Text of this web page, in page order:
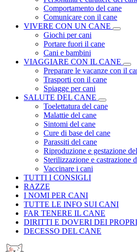
Comportamento del cane
Comunicare con il cane
VIVERE CON UN CANE
Giochi per cani
Portare fuori il cane
Cani e bambini
VIAGGIARE CON IL CANE
Preparare le vacanze con il
Trasporti con il cane
Spiagge per cani
SALUTE DEL CANE
Toelettatura del cane
Malattie del cane
Sintomi del cane
Cure di base del cane
Parassiti del cane
Riproduzione e gestazione
Sterilizzazione e castrazione
Vaccinare i cani
TUTTI I CONSIGLI
RAZZE
I NOMI PER CANI
TUTTE LE INFO SUI CANI
FAR TENERE IL CANE
DIRITTI E DOVERI DEI
DECESSO DEL CANE